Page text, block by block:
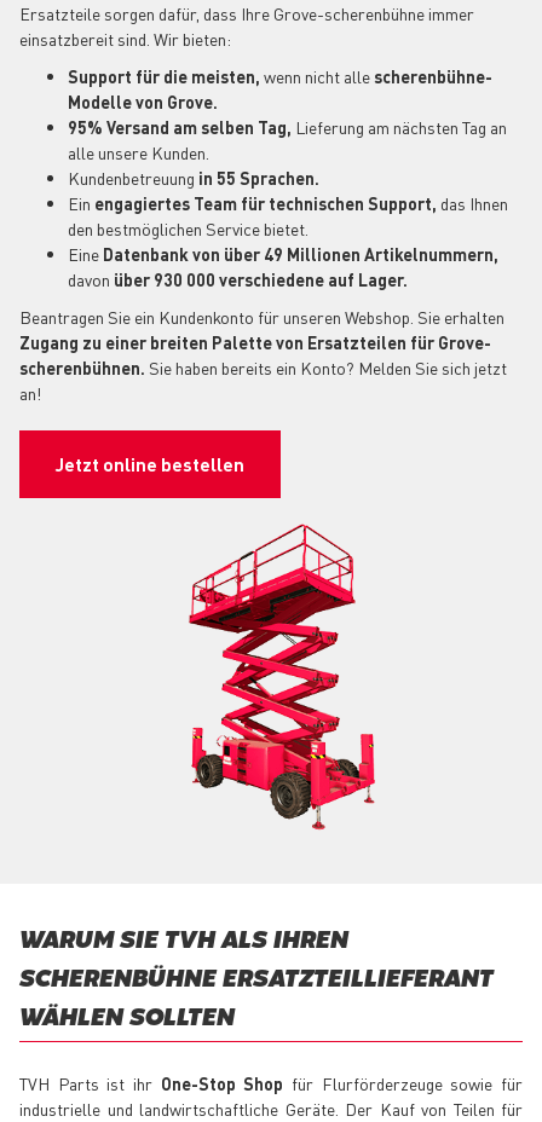
Ersatzteile sorgen dafür, dass Ihre Grove-scherenbühne immer
einsatzbereit sind. Wir bieten:
Support für die meisten, wenn nicht allescherenbühne-
Modelle von Grove.
95% Versand am selben Tag, Lieferung am nächsten Tag an
alle unsere Kunden.
Kundenbetreuung in 55 Sprachen.
Ein engagiertes Team für technischen Support, das Ihnen
den bestmöglichen Service bietet.
Eine Datenbank von über 49 Millionen Artikelnummern,
davon über 930 000 verschiedene auf Lager.
Beantragen Sie ein Kundenkonto für unseren Webshop. Sie erhalten
Zugang zu einer breiten Palette von Ersatzteilen für Grove-
scherenbühnen. Sie haben bereits ein Konto? Melden Sie sich jetzt
an!
Jetzt online bestellen
WARUM SIE TVH ALS IHREN
SCHERENBÜHNE ERSATZTEILLIEFERANT
WÄHLEN SOLLTEN
TVH Parts ist ihr One-Stop Shop für Flurförderzeuge sowie für
industrielle und landwirtschaftliche Geräte. Der Kauf von Teilen für